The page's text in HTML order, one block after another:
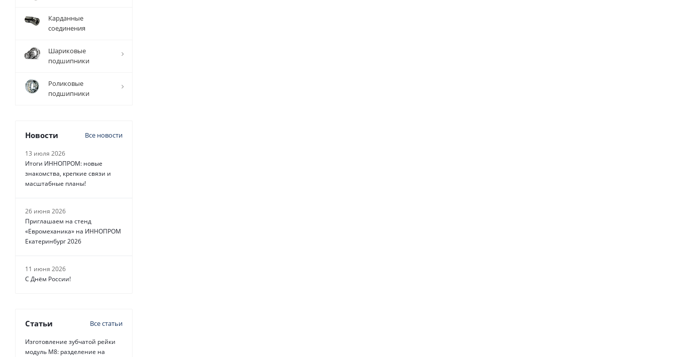
Карданные
соединения
Шариковые
подшипники
Роликовые
подшипники
Новости Все новости
13 июля 2026
Итоги ИННОПРОМ: новые
знакомства, крепкие связи и
масштабные планы!
26 июня 2026
Приглашаем на стенд
«Евромеханика» на ИННОПРОМ
Екатеринбург 2026
11 июня 2026
С Днём России!
Статьи Все статьи
Изготовление зубчатой рейки
модуль М8: разделение на